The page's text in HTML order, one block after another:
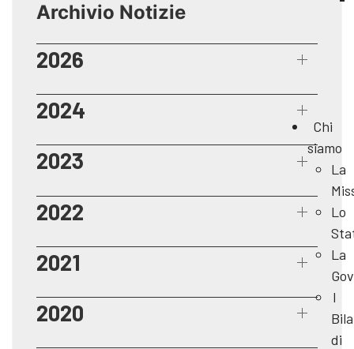
Chi
siamo
La
Lo
La
I
di
Archivio Notizie
2026
2024
2023
2022
2021
2020